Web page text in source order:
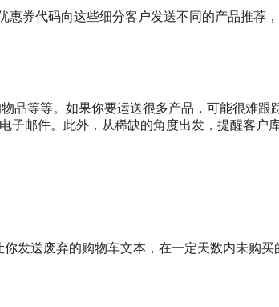
券代码向这些细分客户发送不同的产品推荐
品等等。如果你要运送很多产品，可能很难跟
邮件。此外，从稀缺的角度出发，提醒客户
发送废弃的购物车文本，在一定天数内未购